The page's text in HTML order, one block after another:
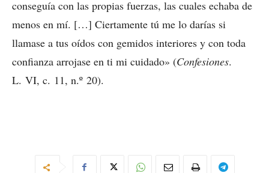
conseguía con las propias fuerzas, las cuales echaba de
menos en mí. […] Ciertamente tú me lo darías si
llamase a tus oídos con gemidos interiores y con toda
confianza arrojase en ti mi cuidado» (Confesiones.
L. VI, c. 11, n.º 20).